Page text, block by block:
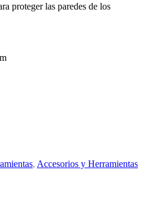
proteger las paredes de los
, Accesorios y Herramientas